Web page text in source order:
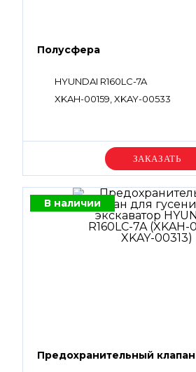
Полусфера
HYUNDAI R160LC-7A
XKAH-00159, XKAY-00533
Уточняйте цену
В наличии
Предохранительный клапан